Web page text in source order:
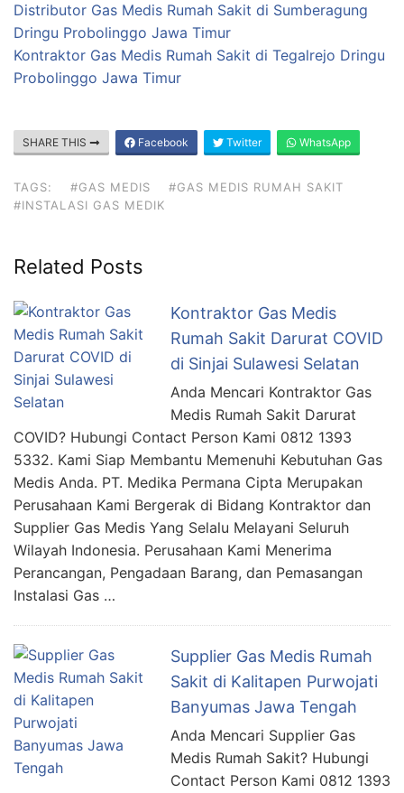
Distributor Gas Medis Rumah Sakit di Sumberagung
Dringu Probolinggo Jawa Timur
Kontraktor Gas Medis Rumah Sakit di Tegalrejo Dringu
Probolinggo Jawa Timur
SHARE THIS Facebook Twitter WhatsApp
TAGS: #GAS MEDIS
#GAS MEDIS RUMAH SAKIT
#INSTALASI GAS MEDIK
Related Posts
Kontraktor Gas Medis
Rumah Sakit Darurat COVID
di Sinjai Sulawesi Selatan
Anda Mencari Kontraktor Gas
Medis Rumah Sakit Darurat
COVID? Hubungi Contact Person Kami 0812 1393
5332. Kami Siap Membantu Memenuhi Kebutuhan Gas
Medis Anda. PT. Medika Permana Cipta Merupakan
Perusahaan Kami Bergerak di Bidang Kontraktor dan
Supplier Gas Medis Yang Selalu Melayani Seluruh
Wilayah Indonesia. Perusahaan Kami Menerima
Perancangan, Pengadaan Barang, dan Pemasangan
Instalasi Gas …
Supplier Gas Medis Rumah
Sakit di Kalitapen Purwojati
Banyumas Jawa Tengah
Anda Mencari Supplier Gas
Medis Rumah Sakit? Hubungi
Contact Person Kami 0812 1393